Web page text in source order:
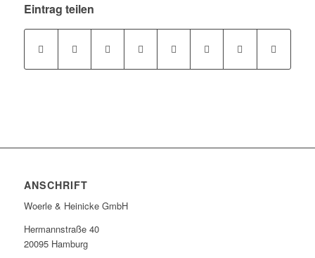
Eintrag teilen
ANSCHRIFT
Woerle & Heinicke GmbH
Hermannstraße 40
20095 Hamburg